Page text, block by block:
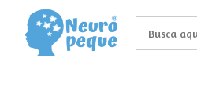
Saltar
contenido